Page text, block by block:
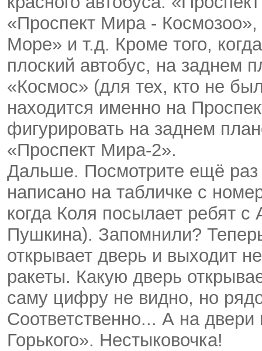
«Проспект Мира -
Море» и т.д. Кроме того,
плоский автобус, на заднем
«Космос» (для тех, кто не
находится именно на
фигурировать на заднем
«Проспект Мира-2».
Дальше. Посмотрите ещё раз
написано на табличке с
когда Коля посылает ребят
Пушкина). Запомнили?
открывает дверь и выходит
ракеты. Какую дверь
саму цифру не видно, но
Соответственно... А на
Горького». Нестыковочка!